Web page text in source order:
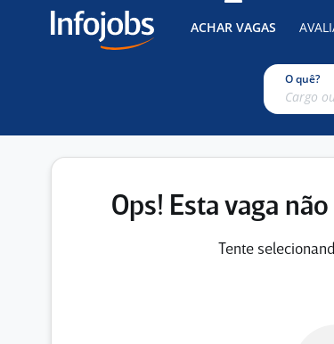
ACHAR VAGAS
O quê?
Ops! Esta vaga
Tente